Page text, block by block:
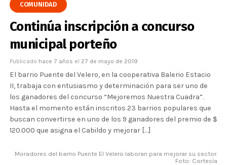
COMUNIDAD
Continúa inscripción a concurso
municipal porteño
Publicado hace 7 años el 27 de mayo de 2019
El barrio Puente del Velero, en la cooperativa Balerio Estacio
II, trabaja con entusiasmo y determinación para ser uno de
los ganadores del concurso “Mejoremos Nuestra Cuadra”.
Hasta el momento están inscritos 23 barrios populares que
buscan convertirse en uno de los 9 ganadores del premio de $
120.000 que asigna el Cabildo y mejorar […]
Moradores del barrio Puente El Velero laboran para mejorar su sector.
Foto: Cortesía